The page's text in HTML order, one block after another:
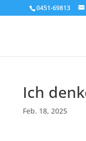
0451-69813
Ich
Feb. 18, 2025